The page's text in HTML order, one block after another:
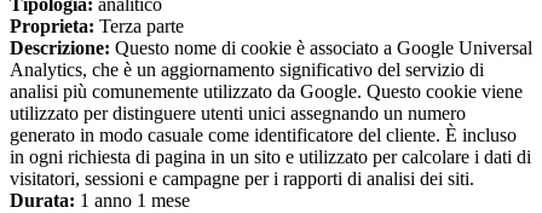
Tipologia: analitico
Proprieta: Terza parte
Descrizione: Questo nome di cookie è associato a Google Universal
Analytics, che è un aggiornamento significativo del servizio di
analisi più comunemente utilizzato da Google. Questo cookie viene
utilizzato per distinguere utenti unici assegnando un numero
generato in modo casuale come identificatore del cliente. È incluso
in ogni richiesta di pagina in un sito e utilizzato per calcolare i dati di
visitatori, sessioni e campagne per i rapporti di analisi dei siti.
Durata: 1 anno 1 mese